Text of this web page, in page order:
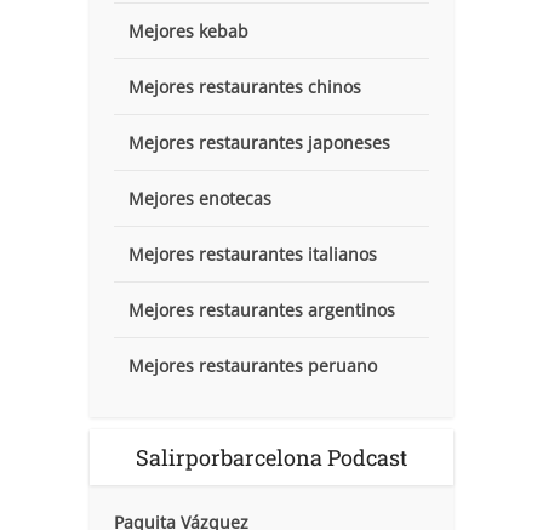
Mejores kebab
Mejores restaurantes chinos
Mejores restaurantes japoneses
Mejores enotecas
Mejores restaurantes italianos
Mejores restaurantes argentinos
Mejores restaurantes peruano
Salirporbarcelona Podcast
Paquita Vázquez